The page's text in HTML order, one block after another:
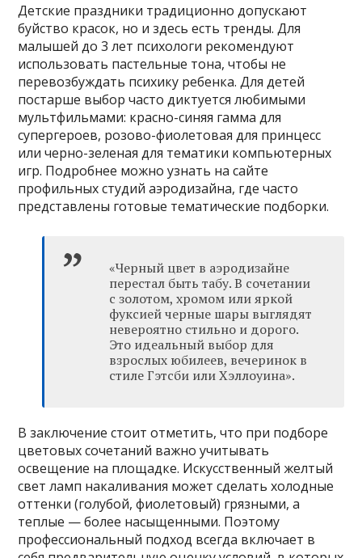
Детские праздники традиционно допускают
буйство красок, но и здесь есть тренды. Для
малышей до 3 лет психологи рекомендуют
использовать пастельные тона, чтобы не
перевозбуждать психику ребенка. Для детей
постарше выбор часто диктуется любимыми
мультфильмами: красно-синяя гамма для
супергероев, розово-фиолетовая для принцесс
или черно-зеленая для тематики компьютерных
игр. Подробнее можно узнать на сайте
профильных студий аэродизайна, где часто
представлены готовые тематические подборки.
«Черный цвет в аэродизайне
перестал быть табу. В сочетании
с золотом, хромом или яркой
фуксией черные шары выглядят
невероятно стильно и дорого.
Это идеальный выбор для
взрослых юбилеев, вечеринок в
стиле Гэтсби или Хэллоуина».
В заключение стоит отметить, что при подборе
цветовых сочетаний важно учитывать
освещение на площадке. Искусственный желтый
свет ламп накаливания может сделать холодные
оттенки (голубой, фиолетовый) грязными, а
теплые — более насыщенными. Поэтому
профессиональный подход всегда включает в